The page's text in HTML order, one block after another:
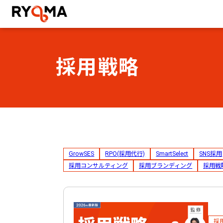
株式会社RYOMA
採用戦略
GrowSES RPO(採用代行) SmartSelect
SNS採用
採用コンサルティング
採用ブランディング 採用戦
採